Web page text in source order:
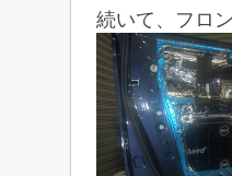
続いて、フロ